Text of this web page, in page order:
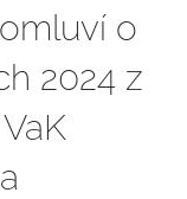
o
2024 z